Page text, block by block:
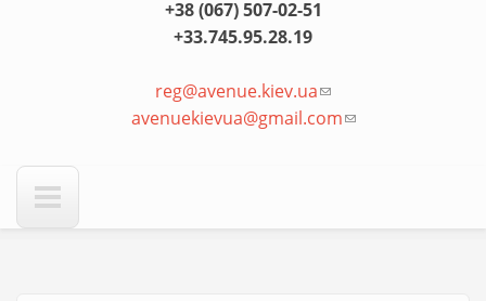
+38 (067) 507-02-51
+33.745.95.28.19
reg@avenue.kiev.ua
отправки email)
avenuekievua@gmail.com